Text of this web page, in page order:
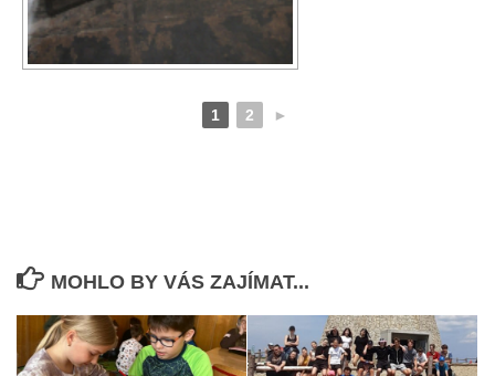
1 2 ►
MOHLO BY VÁS ZAJÍMAT...